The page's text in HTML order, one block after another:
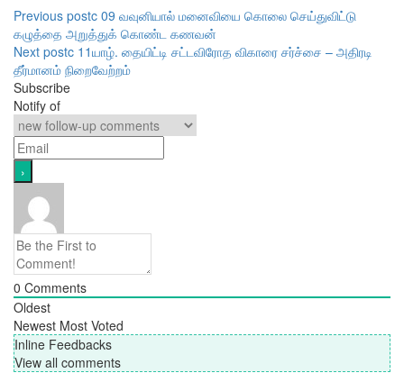
Post
navigation
Previous postc 09 வவுனியால் மனைவியை கொலை செய்துவிட்டு
கழுத்தை அறுத்துக் கொண்ட கணவன்
Next postc 11யாழ். தையிட்டி சட்டவிரோத விகாரை சர்ச்சை – அதிரடி
தீர்மானம் நிறைவேற்றம்
Subscribe
Notify of
0 Comments
Oldest
Newest Most Voted
Inline Feedbacks
View all comments